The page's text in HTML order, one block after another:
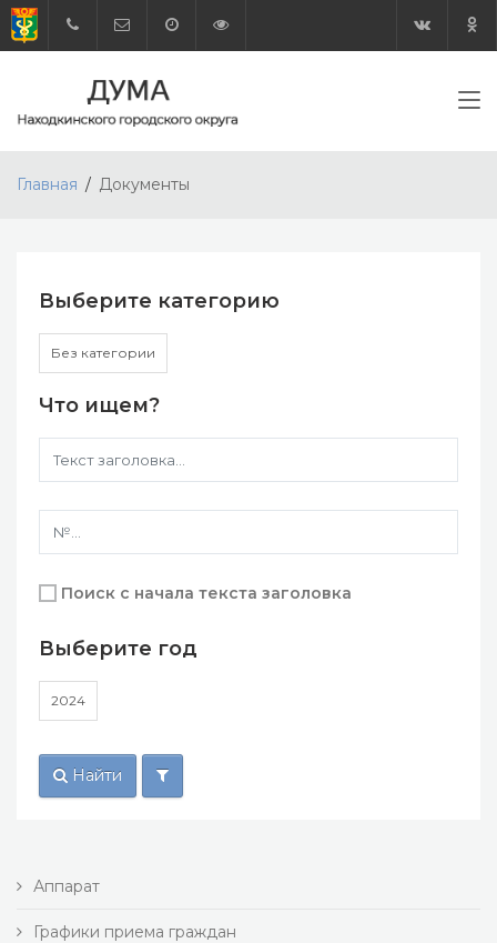
Главная Документы
Выберите категорию
Без категории
Что ищем?
Поиск с начала текста заголовка
Выберите год
2024
Найти
Аппарат
Графики приема граждан